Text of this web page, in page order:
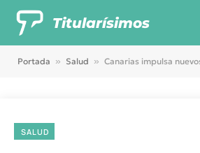
Titularísimos
Portada » Salud » Canarias impulsa nuevos protocolos para
SALUD